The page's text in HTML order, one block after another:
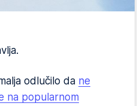
odlučilo da ne
na popularnom